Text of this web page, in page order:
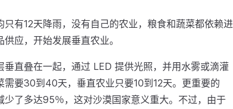
有12天降雨，没有自己的农业，粮食和蔬菜都依赖进
应，开始发展垂直农业。
直叠在一起，通过 LED 提供光照，并用水雾或滴灌
要30到40天，垂直农业只要10到12天。更重要的
了多达95％，这对沙漠国家意义重大。不过，由于